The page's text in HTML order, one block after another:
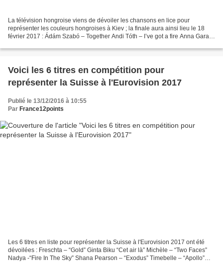
La télévision hongroise viens de dévoiler les chansons en lice pour
représenter les couleurs hongroises à Kiev ; la finale aura ainsi lieu le 18
février 2017 : Ádám Szabó – Together Andi Tóth – I’ve got a fire Anna Garay
Voici les 6 titres en compétition pour
représenter la Suisse à l'Eurovision 2017
Publié le 13/12/2016 à 10:55
Par France12points
Les 6 titres en liste pour représenter la Suisse à l'Eurovision 2017 ont été
dévoilées : Freschta – “Gold” Ginta Biku “Cet air là” Michèle – “Two Faces”
Nadya -“Fire In The Sky” Shana Pearson – “Exodus” Timebelle – “Apollo”